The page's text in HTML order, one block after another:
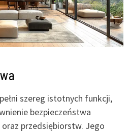
szereg istotnych funkcji,
bezpieczeństwa
przedsiębiorstw. Jego